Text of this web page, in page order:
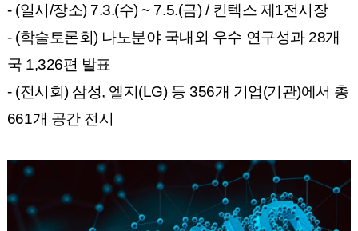
- (일시/장소) 7.3.(수) ~ 7.5.(금) / 킨텍스 제1전시장
- (학술토론회) 나노분야 국내외 우수 연구성과 28개
국 1,326편 발표
- (전시회) 삼성, 엘지(LG) 등 356개 기업(기관)에서 총
661개 공간 전시